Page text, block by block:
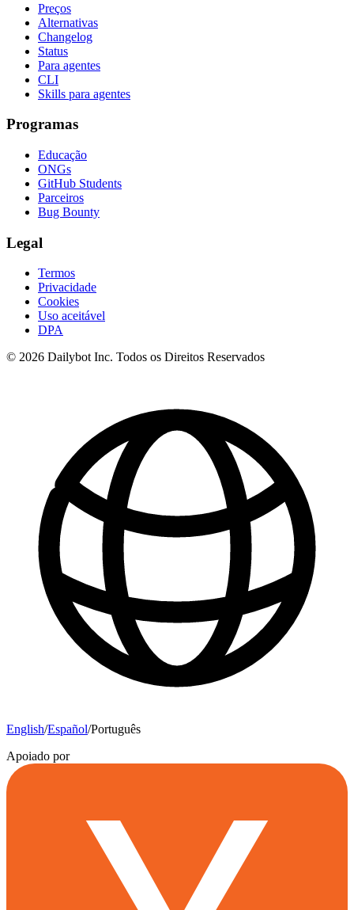
Preços
Alternativas
Changelog
Status
Para agentes
CLI
Skills para agentes
Programas
Educação
ONGs
GitHub Students
Parceiros
Bug Bounty
Legal
Termos
Privacidade
Cookies
Uso aceitável
DPA
© 2026 Dailybot Inc. Todos os Direitos Reservados
English/Español/Português
Apoiado por